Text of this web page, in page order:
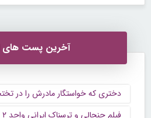
آخرین پست های
دختری که خواستگار مادرش را در
فیلم جنجالی و ترسناک ایرانی واحد ۲